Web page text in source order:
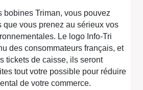
bobines Triman, vous pouvez
que vous prenez au sérieux vos
Le logo Info-Tri
des consommateurs français, et
tickets de caisse, ils seront
tout votre possible pour réduire
de votre commerce.